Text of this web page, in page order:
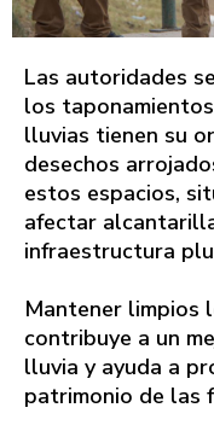
Las autoridades
los
lluvias tienen su
desechos
estos espacios,
afectar
infraestructura
Mantener limpios
contribuye a un
lluvia y ayuda a
patrimonio de las